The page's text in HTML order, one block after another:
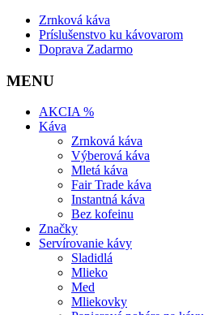
Zrnková káva
Príslušenstvo ku kávovarom
Doprava Zadarmo
MENU
AKCIA %
Káva
Zrnková káva
Výberová káva
Mletá káva
Fair Trade káva
Instantná káva
Bez kofeinu
Značky
Servírovanie kávy
Sladidlá
Mlieko
Med
Mliekovky